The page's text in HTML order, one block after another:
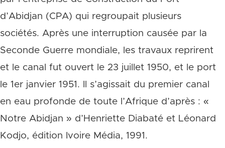
d’Abidjan (CPA) qui regroupait plusieurs
sociétés. Après une interruption causée par la
Seconde Guerre mondiale, les travaux reprirent
et le canal fut ouvert le 23 juillet 1950, et le port
le 1er janvier 1951. Il s’agissait du premier canal
en eau profonde de toute l’Afrique d’après : «
Notre Abidjan » d’Henriette Diabaté et Léonard
Kodjo, édition Ivoire Média, 1991.